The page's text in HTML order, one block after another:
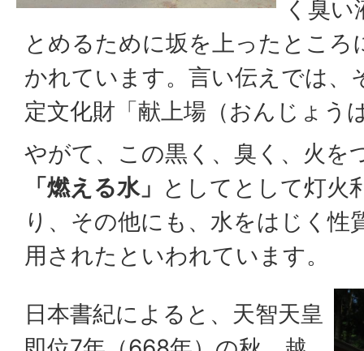
く臭
とめるために坂を上ったところ
かれています。言い伝えでは、
定文化財「献上場（おんじょう
やがて、この黒く、臭く、火を
「燃える水」 としてとして灯火
り、その他にも、水をはじく性
用されたといわれています。
日本書紀によると、天智天皇